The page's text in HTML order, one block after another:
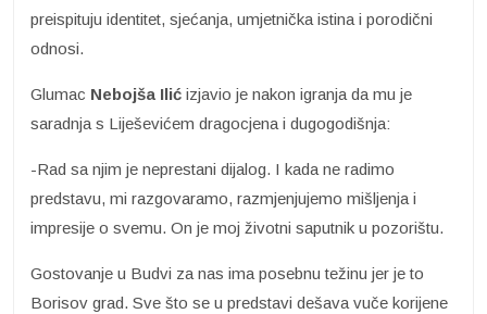
preispituju identitet, sjećanja, umjetnička istina i porodični
odnosi.
Glumac Nebojša Ilić izjavio je nakon igranja da mu je
saradnja s Liješevićem dragocjena i dugogodišnja:
-Rad sa njim je neprestani dijalog. I kada ne radimo
predstavu, mi razgovaramo, razmjenjujemo mišljenja i
impresije o svemu. On je moj životni saputnik u pozorištu.
Gostovanje u Budvi za nas ima posebnu težinu jer je to
Borisov grad. Sve što se u predstavi dešava vuče korijene